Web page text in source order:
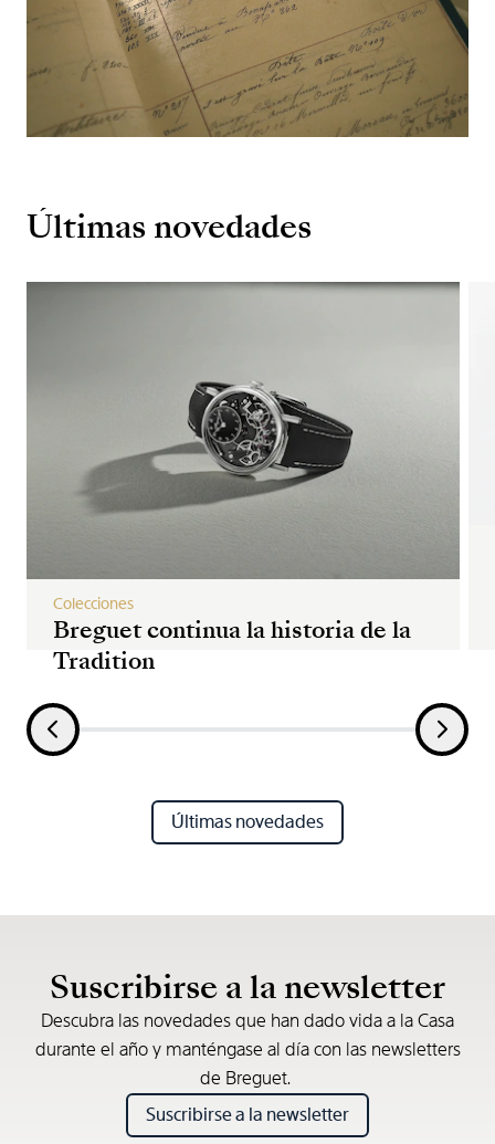
Últimas novedades
Breguet continua la historia de la
Tradition
Colecciones
Últimas novedades
Suscribirse a la newsletter
Descubra las novedades que han dado vida a la Casa
durante el año y manténgase al día con las newsletters
de Breguet.
Suscribirse a la newsletter